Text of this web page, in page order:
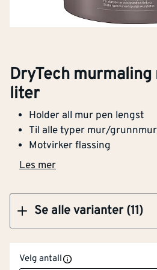
DryTech
liter
Holder all mur pen lengst
Til alle typer mur/
Motvirker flassing
Les mer
Se alle varianter (11)
DryTech murmaling dyp
Klikk og hent
Velg antall
Egnet for terrassegulv i
Nei
Egnet for treverk Nei
Selvrensende Ja
Egnet for
dør/vindu/detalj
Egnet for tak Nei
påføringstemperatur